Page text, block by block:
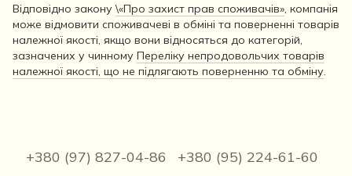
Відповідно закону\«Про захист прав споживачів», компанія
може відмовити споживачеві в обміні та поверненні товарів
належної якості, якщо вони відносяться до категорій,
зазначених у чинному Переліку непродовольчих товарів
належної якості, що не підлягають поверненню та обміну.
+380 (97) 827-04-86 +380 (95) 224-61-60